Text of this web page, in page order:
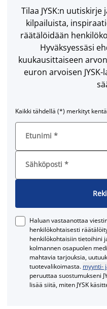
Tilaa JYSK:n
kilpailuista,
räätälöidään
Hyväksyessäsi
kuukausittaiseen
euron arvoisen
Kaikki tähdellä (*) merkityt
Etunimi *
Sähköposti *
Haluan vastaanottaa
henkilökohtaisesti
henkilökohtaisiin tietoihini
kolmannen osapuolen
mahtavia tarjouksia,
tuotevalikoimasta. myynti-
peruuttaa suostumukseni
lisää siitä, miten JYSK